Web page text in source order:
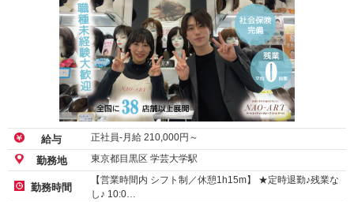
給与 正社員-月給 210,000円～
勤務地 東京都目黒区 学芸大学駅
勤務時間
【営業時間内 シフト制／休憩1h15m】 ★定時退勤♪残業な
し♪ 10:0…